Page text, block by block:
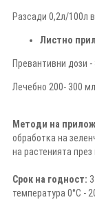
Разсади 0,2л/100л
Листно
Превантивни дози
Лечебно 200- 300
Методи на
обработка на
на растенията
Срок на годност:
температура 0°C -